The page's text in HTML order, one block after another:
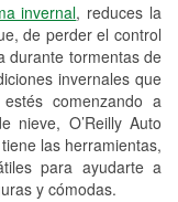
invernal, reduces la
de perder el control
durante tormentas de
invernales que
comenzando a
nieve, O’Reilly Auto
las herramientas,
para ayudarte a
y cómodas.